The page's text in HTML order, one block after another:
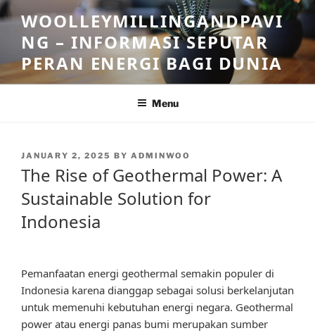
Skip
to
content
WOOLLEYMILLINGANDPAVI
NG – INFORMASI SEPUTAR
PERAN ENERGI BAGI DUNIA
Menu
POSTED
ON
JANUARY 2, 2025 BY ADMINWOO
The Rise of Geothermal Power: A
Sustainable Solution for
Indonesia
Pemanfaatan energi geothermal semakin populer di
Indonesia karena dianggap sebagai solusi berkelanjutan
untuk memenuhi kebutuhan energi negara. Geothermal
power atau energi panas bumi merupakan sumber